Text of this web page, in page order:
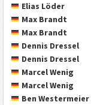
Elias Löder
Max Brandt
Max Brandt
Dennis Dressel
Dennis Dressel
Marcel Wenig
Marcel Wenig
Ben Westermeier